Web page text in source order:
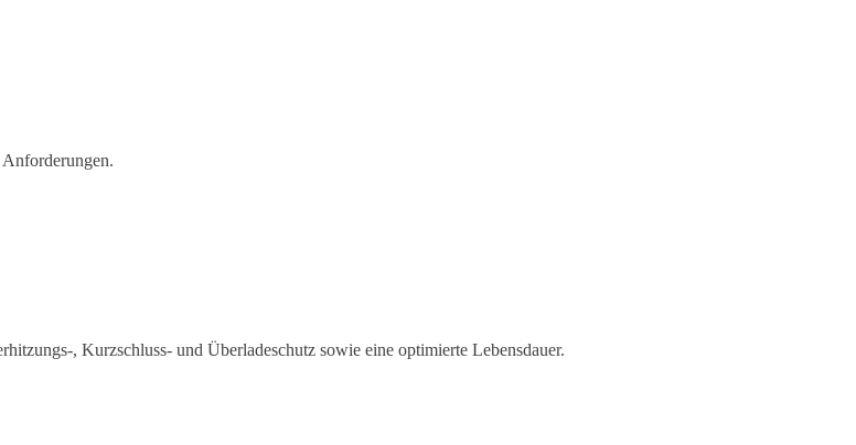
, Kurzschluss- und Überladeschutz sowie eine optimierte Lebensdauer.